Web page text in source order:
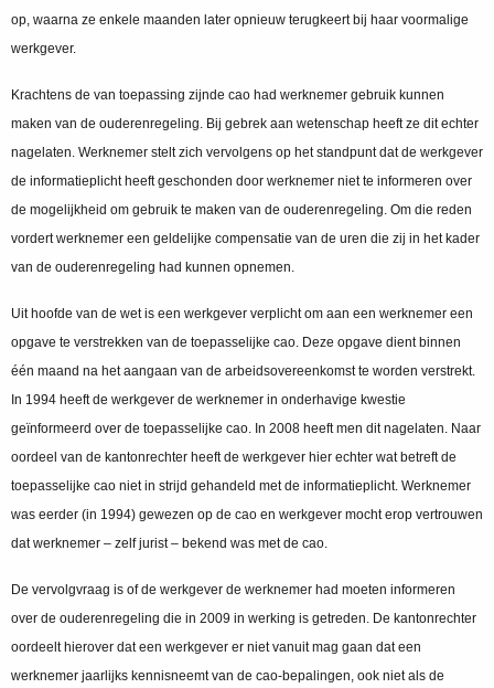
op, waarna ze enkele maanden later opnieuw terugkeert bij haar voormalige
werkgever.
Krachtens de van toepassing zijnde cao had werknemer gebruik kunnen
maken van de ouderenregeling. Bij gebrek aan wetenschap heeft ze dit echter
nagelaten. Werknemer stelt zich vervolgens op het standpunt dat de werkgever
de informatieplicht heeft geschonden door werknemer niet te informeren over
de mogelijkheid om gebruik te maken van de ouderenregeling. Om die reden
vordert werknemer een geldelijke compensatie van de uren die zij in het kader
van de ouderenregeling had kunnen opnemen.
Uit hoofde van de wet is een werkgever verplicht om aan een werknemer een
opgave te verstrekken van de toepasselijke cao. Deze opgave dient binnen
één maand na het aangaan van de arbeidsovereenkomst te worden verstrekt.
In 1994 heeft de werkgever de werknemer in onderhavige kwestie
geïnformeerd over de toepasselijke cao. In 2008 heeft men dit nagelaten. Naar
oordeel van de kantonrechter heeft de werkgever hier echter wat betreft de
toepasselijke cao niet in strijd gehandeld met de informatieplicht. Werknemer
was eerder (in 1994) gewezen op de cao en werkgever mocht erop vertrouwen
dat werknemer – zelf jurist – bekend was met de cao.
De vervolgvraag is of de werkgever de werknemer had moeten informeren
over de ouderenregeling die in 2009 in werking is getreden. De kantonrechter
oordeelt hierover dat een werkgever er niet vanuit mag gaan dat een
werknemer jaarlijks kennisneemt van de cao-bepalingen, ook niet als de